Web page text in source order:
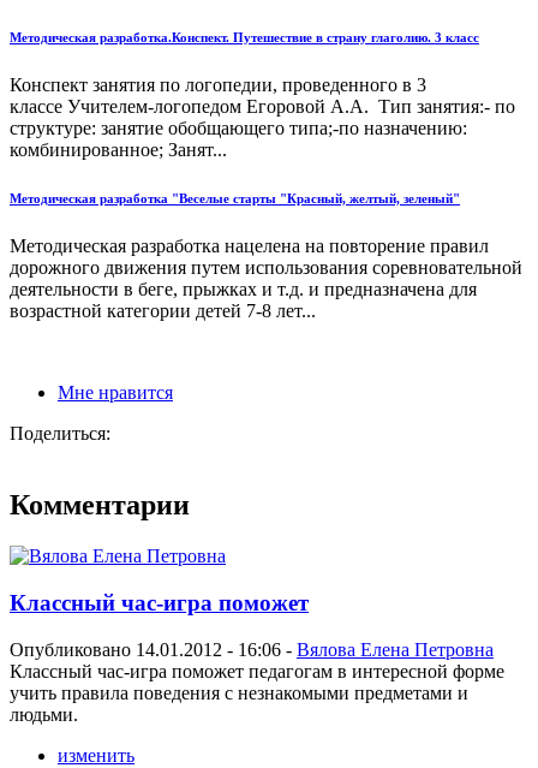
Методическая разработка.Конспект. Путешествие в страну глаголию. 3 класс
Конспект занятия по логопедии, проведенного в 3
классе Учителем-логопедом Егоровой А.А. Тип занятия:- по
структуре: занятие обобщающего типа;-по назначению:
комбинированное; Занят...
Методическая разработка "Веселые старты "Красный, желтый, зеленый"
Методическая разработка нацелена на повторение правил
дорожного движения путем использования соревновательной
деятельности в беге, прыжках и т.д. и предназначена для
возрастной категории детей 7-8 лет...
Мне нравится
Поделиться:
Комментарии
Классный час-игра поможет
Опубликовано 14.01.2012 - 16:06 - Вялова Елена Петровна
Классный час-игра поможет педагогам в интересной форме
учить правила поведения с незнакомыми предметами и
людьми.
изменить